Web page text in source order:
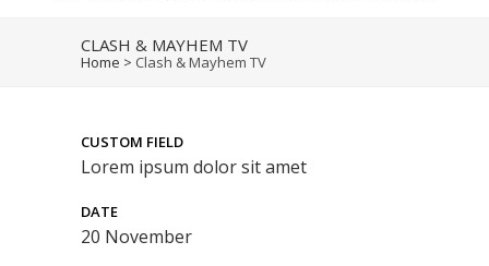
CLASH & MAYHEM TV
Home > Clash & Mayhem TV
CUSTOM FIELD
Lorem ipsum dolor sit amet
DATE
20 November